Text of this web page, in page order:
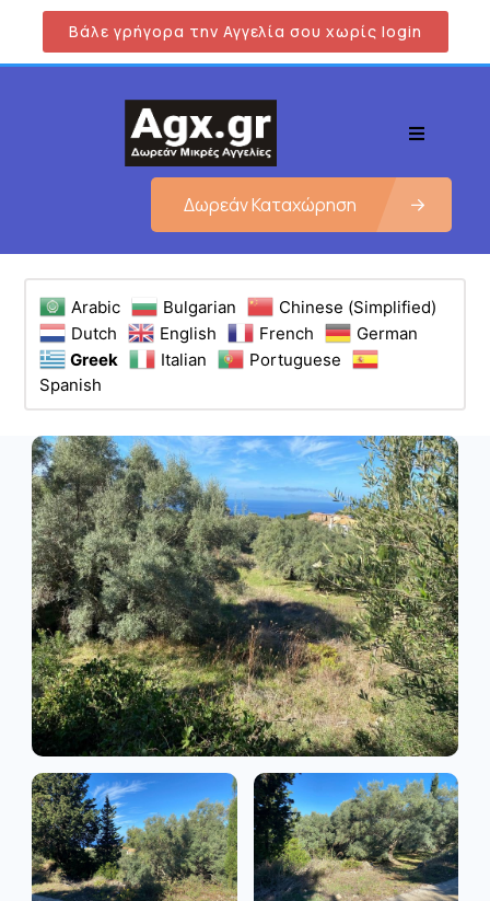
Βάλε γρήγορα την Αγγελία σου χωρίς login
Δωρεάν Καταχώρηση
Arabic Bulgarian
Chinese (Simplified)
Dutch
English French
German
Greek
Italian
Portuguese
Spanish